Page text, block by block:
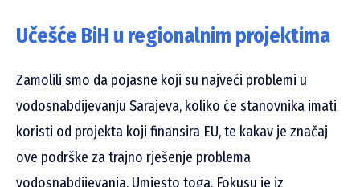
Učešće BiH u regionalnim projektima
Zamolili smo da pojasne koji su najveći problemi u
vodosnabdijevanju Sarajeva, koliko će stanovnika imati
koristi od projekta koji finansira EU, te kakav je značaj
ove podrške za trajno rješenje problema
vodosnabdijevanja. Umjesto toga, Fokusu je iz